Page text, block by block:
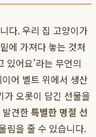
다. 우리 집 고양이가
에 가져다 놓는 것처
있어요'라는 무언의
어 벨트 위에서 생산
오롯이 담긴 선물을
견한특별한 명절 선
림을 줄 수 있습니다.